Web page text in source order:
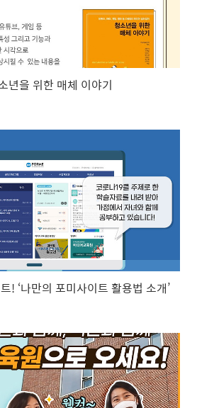
년을 위한 매체 이야기
! ‘나만의 포미사이트 활용법 소개’